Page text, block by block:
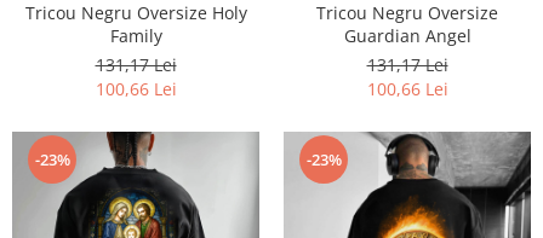
Tricou Negru Oversize Holy
Family
131,17 Lei
100,66 Lei
Tricou Negru Oversize
Guardian Angel
131,17 Lei
100,66 Lei
-23% -23%